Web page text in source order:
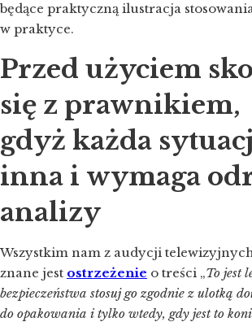
będące praktyczną ilustracja
w praktyce.
Przed użyciem
się z prawnikiem,
gdyż każda
inna i wymaga
analizy
Wszystkim nam z audycji
znane jest ostrzeżenie o treści „To jest
bezpieczeństwa stosuj go zgodnie z ulotką
do opakowania i tylko wtedy, gdy jest to